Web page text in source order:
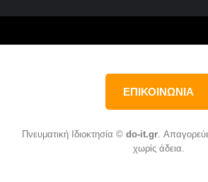
ΕΠΙΚΟΙΝΩΝΙΑ
Πνευματική Ιδιοκτησία © do-it.gr.
χωρίς άδεια.